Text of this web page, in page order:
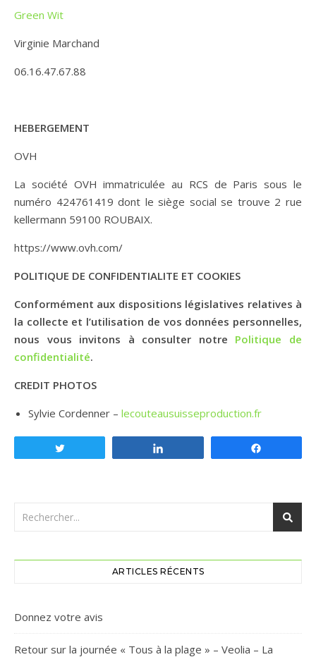
Green Wit
Virginie Marchand
06.16.47.67.88
HEBERGEMENT
OVH
La société OVH immatriculée au RCS de Paris sous le
numéro 424761419 dont le siège social se trouve 2 rue
kellermann 59100 ROUBAIX.
https://www.ovh.com/
POLITIQUE DE CONFIDENTIALITE ET COOKIES
Conformément aux dispositions législatives relatives à
la collecte et l’utilisation de vos données personnelles,
nous vous invitons à consulter notre Politique de
confidentialité.
CREDIT PHOTOS
Sylvie Cordenner – lecouteausuisseproduction.fr
ARTICLES RÉCENTS
Donnez votre avis
Retour sur la journée « Tous à la plage » – Veolia – La